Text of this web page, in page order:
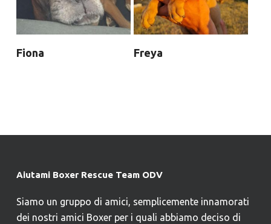
Fiona Freya
Aiutami Boxer Rescue Team ODV
Siamo un gruppo di amici, semplicemente innamorati
dei nostri amici Boxer per i quali abbiamo deciso di